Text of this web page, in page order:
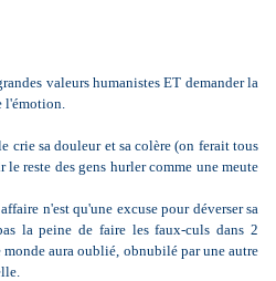
valeurs humanistes ET demander la
l'émotion.
crie sa douleur et sa colère (on ferait tous
reste des gens hurler comme une meute
n'est qu'une excuse pour déverser sa
la peine de faire les faux-culs dans 2
aura oublié, obnubilé par une autre